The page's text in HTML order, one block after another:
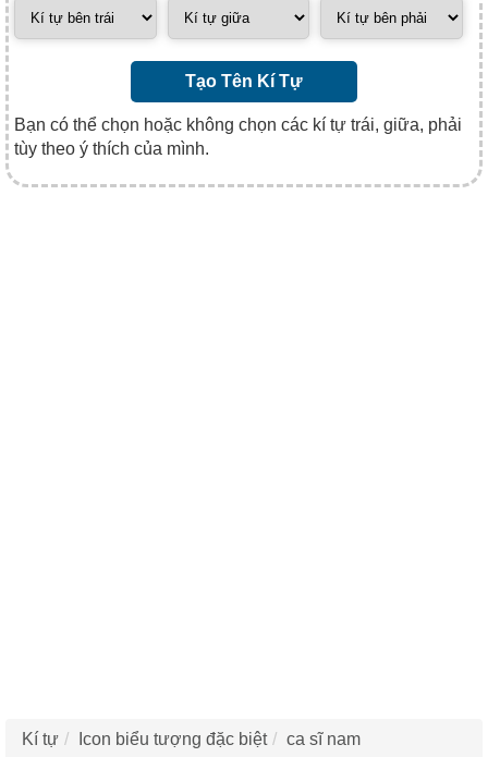
Tạo Tên Kí Tự
Bạn có thể chọn hoặc không chọn các kí tự trái, giữa, phải
tùy theo ý thích của mình.
Kí tự Icon biểu tượng đặc biệt ca sĩ nam